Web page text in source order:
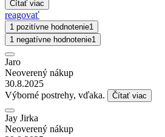
Čítať viac
reagovať
1 pozitívne hodnotenie1
1 negatívne hodnotenie1
Jaro
Neoverený nákup
30.8.2025
Výborné postrehy, vďaka.
Čítať viac
Jay Jirka
Neoverený nákup